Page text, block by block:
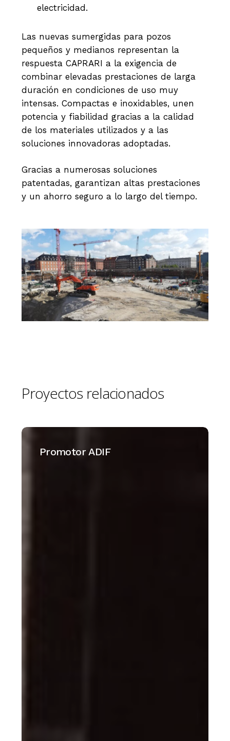
electricidad.
Las nuevas sumergidas para pozos
pequeños y medianos representan la
respuesta CAPRARI a la exigencia de
combinar elevadas prestaciones de larga
duración en condiciones de uso muy
intensas. Compactas e inoxidables, unen
potencia y fiabilidad gracias a la calidad
de los materiales utilizados y a las
soluciones innovadoras adoptadas.
Gracias a numerosas soluciones
patentadas, garantizan altas prestaciones
y un ahorro seguro a lo largo del tiempo.
Proyectos relacionados
Promotor
Promotor ADIF